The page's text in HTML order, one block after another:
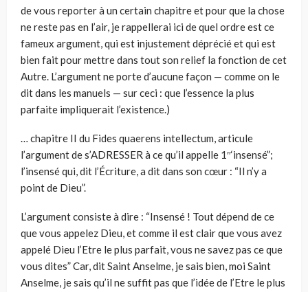
de vous reporter à un certain chapitre et pour que la chose
ne reste pas en l’air, je rappellerai ici de quel ordre est ce
fameux argument, qui est injustement déprécié et qui est
bien fait pour mettre dans tout son relief la fonction de cet
Autre. L’argument ne porte d’aucune façon — comme on le
dit dans les manuels — sur ceci : que l’essence la plus
parfaite impliquerait l’existence.)
… chapitre II du Fides quaerens intellectum, articule
l’argument de s’ADRESSER à ce qu’il appelle 1″‘insensé”;
l’insensé qui, dit l’Écriture, a dit dans son cœur : “Il n’y a
point de Dieu”.
L’argument consiste à dire : “Insensé ! Tout dépend de ce
que vous appelez Dieu, et comme il est clair que vous avez
appelé Dieu l’Etre le plus parfait, vous ne savez pas ce que
vous dites” Car, dit Saint Anselme, je sais bien, moi Saint
Anselme, je sais qu’il ne suffit pas que l’idée de l’Etre le plus